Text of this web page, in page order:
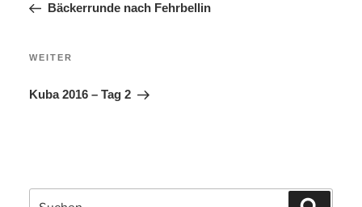
Bäckerrunde nach Fehrbellin
Nächster
WEITER
Kuba 2016 – Tag 2
Suchen